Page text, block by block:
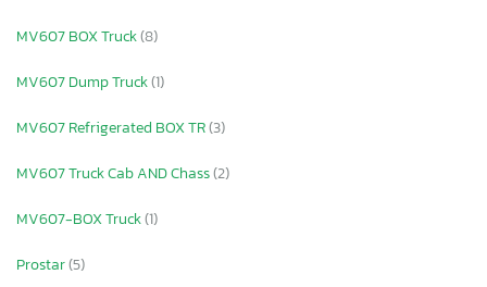
MV607 BOX Truck(8)
MV607 Dump Truck(1)
MV607 Refrigerated BOX TR(3)
MV607 Truck Cab AND Chass(2)
MV607-BOX Truck(1)
Prostar(5)